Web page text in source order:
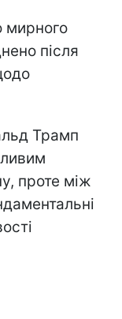
мирного
після
Трамп
проте між